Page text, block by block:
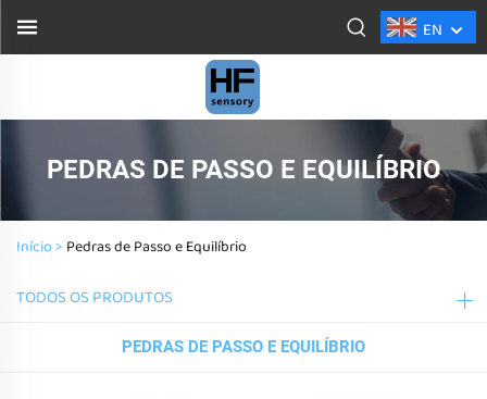
EN
PEDRAS DE PASSO E EQUILÍBRIO
Início > Pedras de Passo e Equilíbrio
TODOS OS PRODUTOS
PEDRAS DE PASSO E EQUILÍBRIO